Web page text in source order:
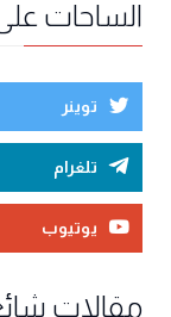
الساحات
توينر
تلغرام
يوتيوب
مقالات